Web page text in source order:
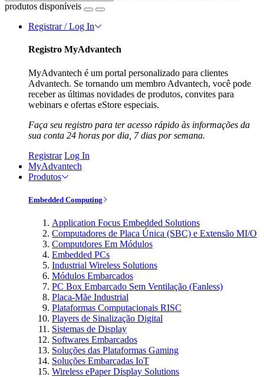
produtos disponíveis
Registrar / Log In
Registro MyAdvantech
MyAdvantech é um portal personalizado para clientes
Advantech. Se tornando um membro Advantech, você pode
receber as últimas novidades de produtos, convites para
webinars e ofertas eStore especiais.
Faça seu registro para ter acesso rápido às informações da
sua conta 24 horas por dia, 7 dias por semana.
Registrar Log In
MyAdvantech
Produtos
Embedded Computing
Application Focus Embedded Solutions
Computadores de Placa Única (SBC) e Extensão MI/O
Computdores Em Módulos
Embedded PCs
Industrial Wireless Solutions
Módulos Embarcados
PC Box Embarcado Sem Ventilação (Fanless)
Placa-Mãe Industrial
Plataformas Computacionais RISC
Players de Sinalização Digital
Sistemas de Display
Softwares Embarcados
Soluções das Plataformas Gaming
Soluções Embarcadas IoT
Wireless ePaper Display Solutions